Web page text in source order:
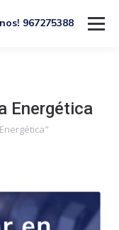
967275388
Energética